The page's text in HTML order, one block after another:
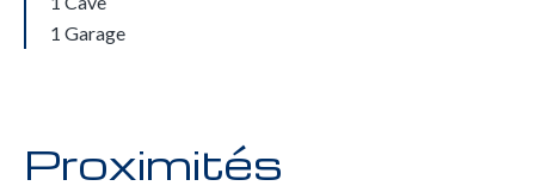
1 Garage
Proximités